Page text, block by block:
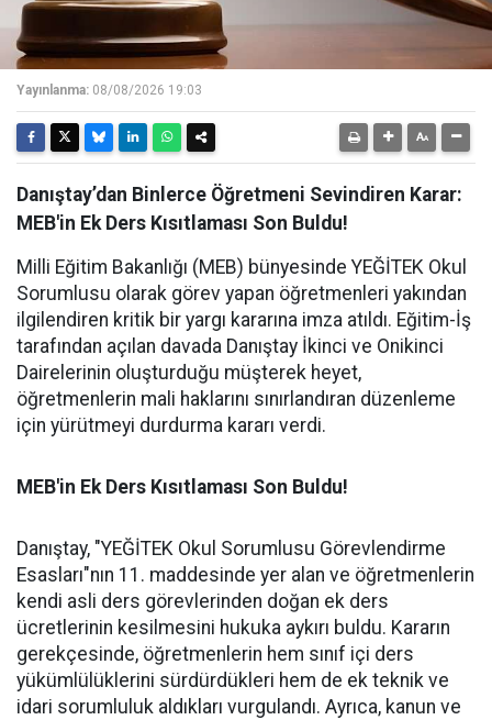
Yayınlanma: 08/08/2026 19:03
Danıştay’dan Binlerce Öğretmeni Sevindiren Karar:
MEB'in Ek Ders Kısıtlaması Son Buldu!
Milli Eğitim Bakanlığı (MEB) bünyesinde YEĞİTEK Okul
Sorumlusu olarak görev yapan öğretmenleri yakından
ilgilendiren kritik bir yargı kararına imza atıldı. Eğitim-İş
tarafından açılan davada Danıştay İkinci ve Onikinci
Dairelerinin oluşturduğu müşterek heyet,
öğretmenlerin mali haklarını sınırlandıran düzenleme
için yürütmeyi durdurma kararı verdi.
MEB'in Ek Ders Kısıtlaması Son Buldu!
Danıştay, "YEĞİTEK Okul Sorumlusu Görevlendirme
Esasları"nın 11. maddesinde yer alan ve öğretmenlerin
kendi asli ders görevlerinden doğan ek ders
ücretlerinin kesilmesini hukuka aykırı buldu. Kararın
gerekçesinde, öğretmenlerin hem sınıf içi ders
yükümlülüklerini sürdürdükleri hem de ek teknik ve
idari sorumluluk aldıkları vurgulandı. Ayrıca, kanun ve